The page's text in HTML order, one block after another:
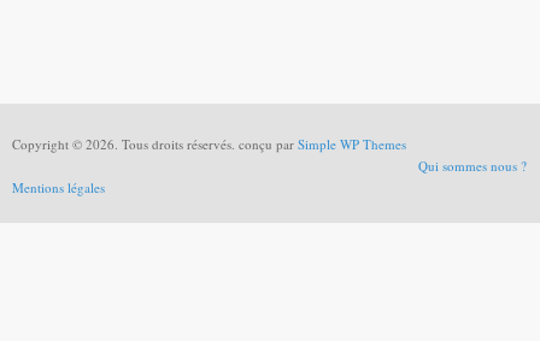
Copyright © 2026. Tous droits réservés. conçu par Simple WP Themes
Qui sommes nous ?
Mentions légales